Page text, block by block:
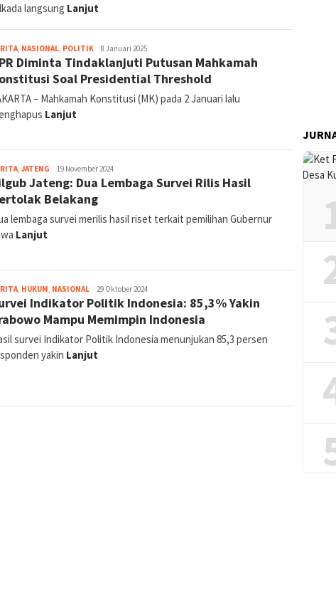
langsung Lanjut
, NASIONAL, POLITIKjurnal
8 Januari 2025
Diminta Tindaklanjuti Putusan Mahkamah
Soal Presidential Threshold
– Mahkamah Konstitusi (MK) pada 2 Januari lalu
Lanjut
, JATENG jurnal
19 November 2024
Jateng: Dua Lembaga Survei Rilis Hasil
Belakang
lembaga survei merilis hasil riset terkait pemilihan Gubernur
Lanjut
, HUKUM, NASIONALjurnal
29 Oktober 2024
Indikator Politik Indonesia: 85,3% Yakin
Mampu Memimpin Indonesia
survei Indikator Politik Indonesia menunjukan 85,3 persen
yakin Lanjut